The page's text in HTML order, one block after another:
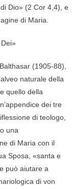
Dio» (2 Cor 4,4), e
di Maria.
(1905-88),
naturale della
quello della
dei tre
di teologo,
una
di Maria con il
Sposa, «santa e
può aiutare a
di von